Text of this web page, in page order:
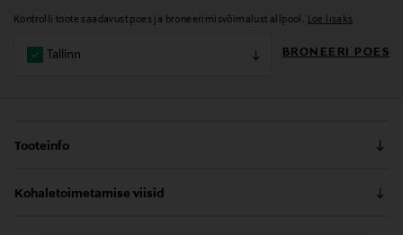
Kontrolli toote saadavust poes ja broneerimisvõimalust allpool. Loe lisaks
Tallinn BRONEERI POES
Tooteinfo
põlvest põlve edasi antud salaretsepti alusel. See
Kohaletoimetamise viisid